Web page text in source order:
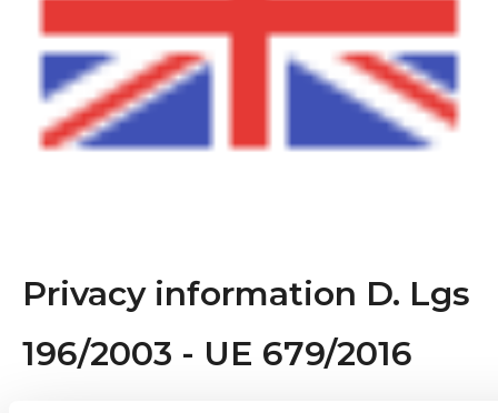
Privacy information D. Lgs
196/2003 - UE 679/2016